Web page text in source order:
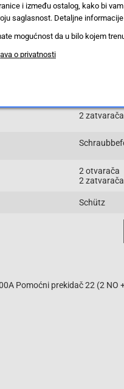
400 A
12
2 zatvarača
2 otvarača
2 zatvarača
Schütz
Pomoćni prekidač 22 (2 NO
i između ostalog, kako bi
saglasnost. Detaljne
mogućnost da u bilo kojem
o privatnosti